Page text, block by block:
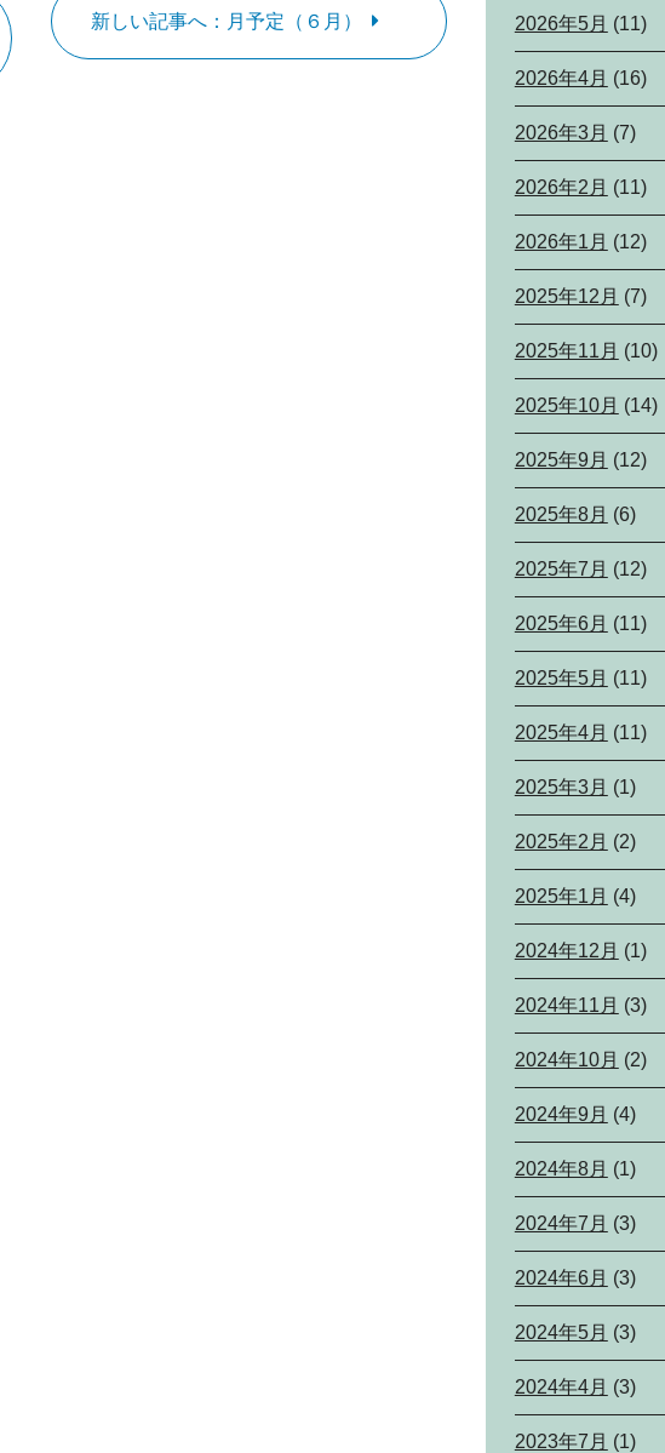
新しい記事へ：月予定（６月） 2026年5月 (11)
2026年4月 (16)
2026年3月 (7)
2026年2月 (11)
2026年1月 (12)
2025年12月 (7)
2025年11月 (10)
2025年10月 (14)
2025年9月 (12)
2025年8月 (6)
2025年7月 (12)
2025年6月 (11)
2025年5月 (11)
2025年4月 (11)
2025年3月 (1)
2025年2月 (2)
2025年1月 (4)
2024年12月 (1)
2024年11月 (3)
2024年10月 (2)
2024年9月 (4)
2024年8月 (1)
2024年7月 (3)
2024年6月 (3)
2024年5月 (3)
2024年4月 (3)
2023年7月 (1)